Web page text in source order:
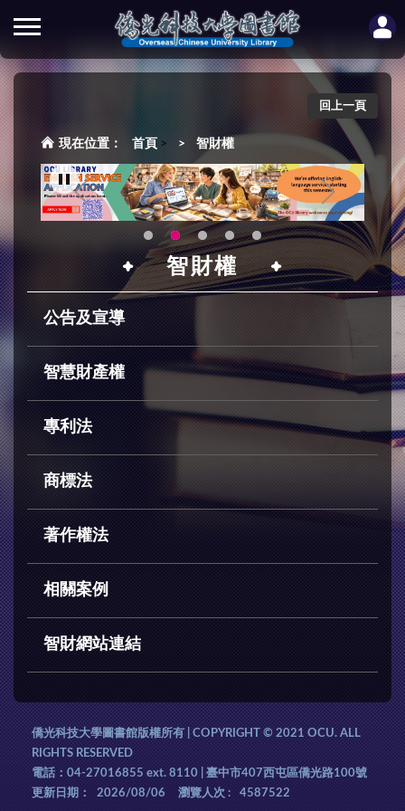
回上一頁
首頁 > 智財權
智財權
公告及宣導
智慧財產權
專利法
商標法
著作權法
相關案例
智財網站連結
僑光科技大學圖書館版權所有 | COPYRIGHT © 2021 OCU. ALL
RIGHTS RESERVED
電話：04-27016855 ext. 8110 | 臺中市407西屯區僑光路100號
更新日期：
2026/08/06 瀏覽人次 : 4587522